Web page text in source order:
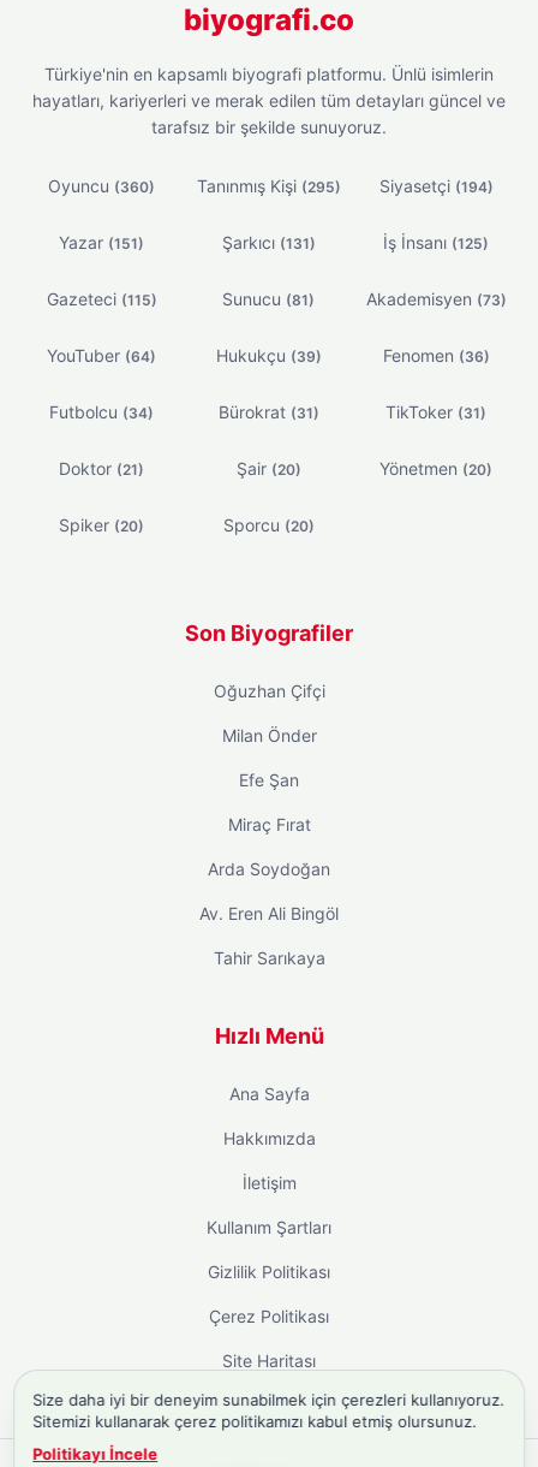
biyografi.co
Türkiye'nin en kapsamlı biyografi platformu. Ünlü isimlerin
hayatları, kariyerleri ve merak edilen tüm detayları güncel ve
tarafsız bir şekilde sunuyoruz.
Oyuncu (360) Tanınmış Kişi (295) Siyasetçi (194)
Yazar (151) Şarkıcı (131) İş İnsanı (125)
Gazeteci (115) Sunucu (81) Akademisyen (73)
YouTuber (64) Hukukçu (39) Fenomen (36)
Futbolcu (34) Bürokrat (31) TikToker (31)
Doktor (21) Şair (20) Yönetmen (20)
Spiker (20) Sporcu (20)
Son Biyografiler
Oğuzhan Çifçi
Milan Önder
Efe Şan
Miraç Fırat
Arda Soydoğan
Av. Eren Ali Bingöl
Tahir Sarıkaya
Hızlı Menü
Ana Sayfa
Hakkımızda
İletişim
Kullanım Şartları
Gizlilik Politikası
Çerez Politikası
Site Haritası
Size daha iyi bir deneyim sunabilmek için çerezleri kullanıyoruz.
Sitemizi kullanarak çerez politikamızı kabul etmiş olursunuz.
Politikayı İncele